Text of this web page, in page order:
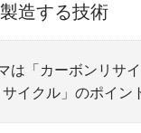
造する技術
は「カーボンリサ
イクル」のポイン